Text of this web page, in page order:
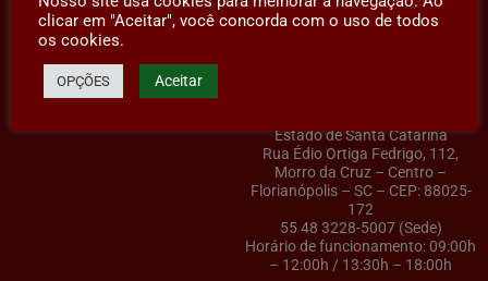
Estado de Santa Catarina
Rua Édio Ortiga Fedrigo, 112,
Morro da Cruz – Centro –
Florianópolis – SC – CEP: 88025-
172
55 48 3228-5007 (Sede)
Horário de funcionamento: 09:00h
– 12:00h / 13:30h – 18:00h
clicar em "Aceitar", você concorda com o uso de todos
os cookies.
OPÇÕES Aceitar